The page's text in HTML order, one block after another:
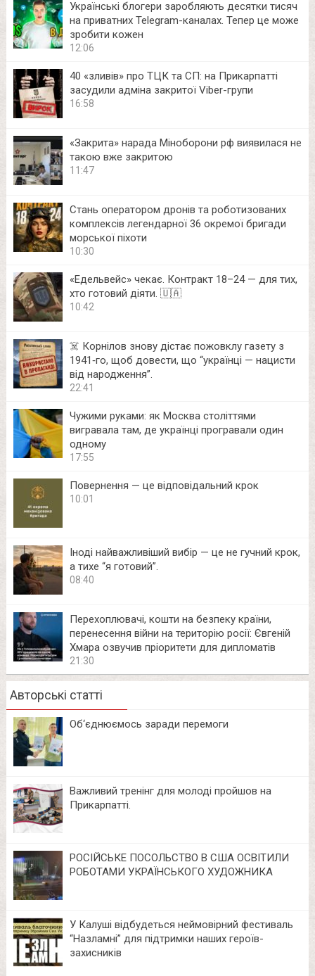
Українські блогери заробляють десятки тисяч
на приватних Telegram-каналах. Тепер це може
зробити кожен
12:06
40 «зливів» про ТЦК та СП: на Прикарпатті
засудили адміна закритої Viber-групи
16:58
«Закрита» нарада Міноборони рф виявилася не
такою вже закритою
11:47
Стань оператором дронів та роботизованих
комплексів легендарної 36 окремої бригади
морської піхоти
10:30
«Едельвейс» чекає. Контракт 18–24 — для тих,
хто готовий діяти. 🇺🇦
10:42
☠️ Корнілов знову дістає пожовклу газету з
1941‑го, щоб довести, що “українці — нацисти
від народження”.
22:41
Чужими руками: як Москва століттями
вигравала там, де українці програвали один
одному
17:55
Повернення — це відповідальний крок
10:01
Іноді найважливіший вибір — це не гучний крок,
а тихе “я готовий”.
08:40
Перехоплювачі, кошти на безпеку країни,
перенесення війни на територію росії: Євгеній
Хмара озвучив пріоритети для дипломатів
21:30
Авторські статті
Об‘єднюємось заради перемоги
Важливий тренінг для молоді пройшов на
Прикарпатті.
РОСІЙСЬКЕ ПОСОЛЬСТВО В США ОСВІТИЛИ
РОБОТАМИ УКРАЇНСЬКОГО ХУДОЖНИКА
У Калуші відбудеться неймовірний фестиваль
“Назламні” для підтримки наших героїв-
захисників